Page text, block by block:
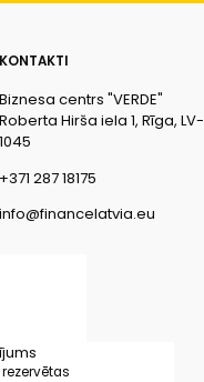
KONTAKTI
Biznesa centrs "VERDE"
Roberta Hirša iela 1, Rīga, LV-
1045
+371 287 18175
info@financelatvia.eu